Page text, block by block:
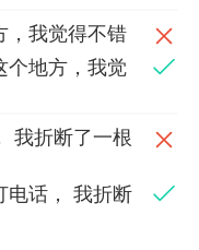
，我觉得不错
个地方，我觉
我折断了一根
电话， 我折断